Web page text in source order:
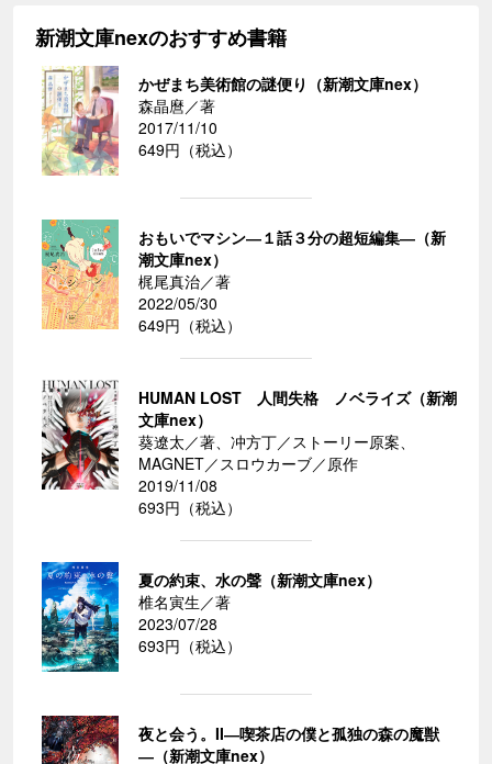
新潮文庫nexのおすすめ書籍
かぜまち美術館の謎便り（新潮文庫nex）
森晶麿／著
2017/11/10
649円（税込）
おもいでマシン―１話３分の超短編集―（新
潮文庫nex）
梶尾真治／著
2022/05/30
649円（税込）
HUMAN LOST 人間失格 ノベライズ（新潮
文庫nex）
葵遼太／著、冲方丁／ストーリー原案、
MAGNET／スロウカーブ／原作
2019/11/08
693円（税込）
夏の約束、水の聲（新潮文庫nex）
椎名寅生／著
2023/07/28
693円（税込）
夜と会う。II―喫茶店の僕と孤独の森の魔獣
―（新潮文庫nex）